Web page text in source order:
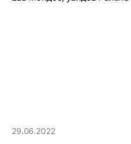
29.06.2022